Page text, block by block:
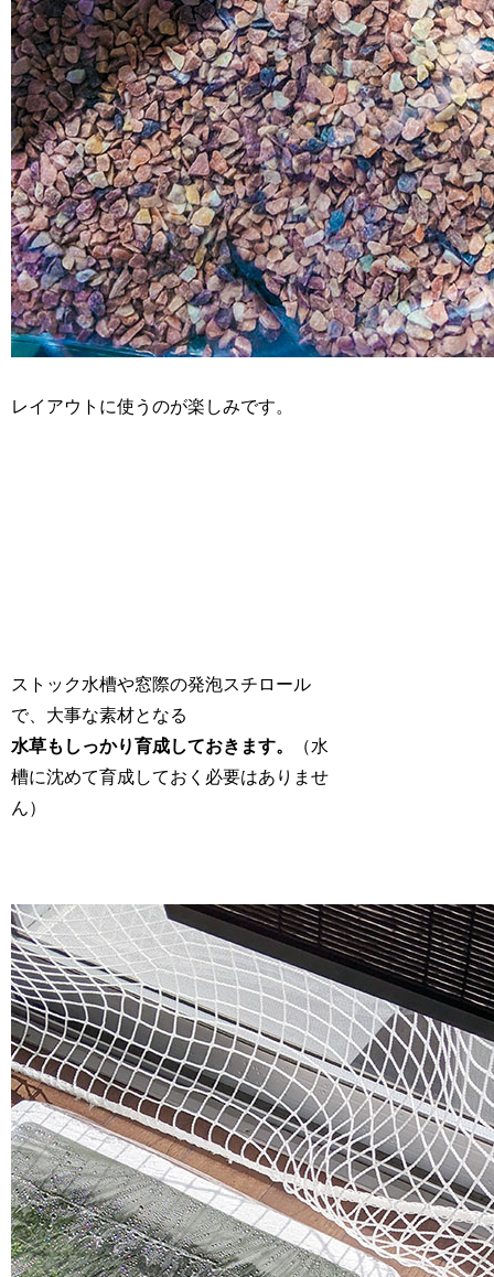
レイアウトに使うのが楽しみです。
ストック水槽や窓際の発泡スチロール
で、大事な素材となる
水草もしっかり育成しておきます。
（水
槽に沈めて育成しておく必要はありませ
ん）